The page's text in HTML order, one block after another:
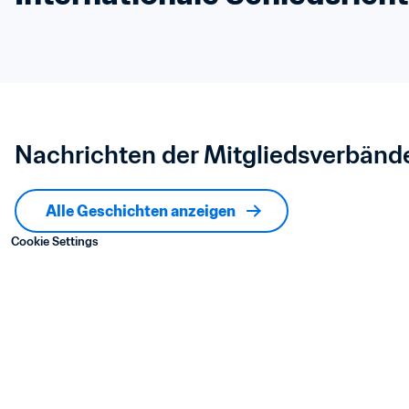
Nachrichten der
Alle Geschichten anzeigen
Cookie Settings